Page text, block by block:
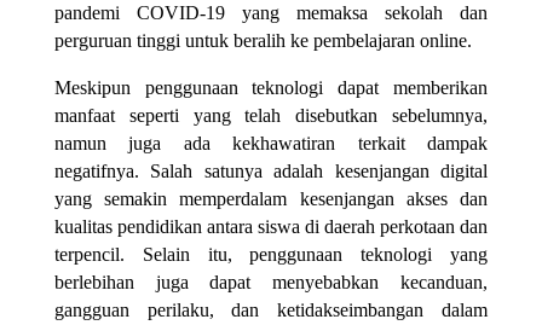
pandemi COVID-19 yang memaksa sekolah dan
perguruan tinggi untuk beralih ke pembelajaran online.
Meskipun penggunaan teknologi dapat memberikan
manfaat seperti yang telah disebutkan sebelumnya,
namun juga ada kekhawatiran terkait dampak
negatifnya. Salah satunya adalah kesenjangan digital
yang semakin memperdalam kesenjangan akses dan
kualitas pendidikan antara siswa di daerah perkotaan dan
terpencil. Selain itu, penggunaan teknologi yang
berlebihan juga dapat menyebabkan kecanduan,
gangguan perilaku, dan ketidakseimbangan dalam